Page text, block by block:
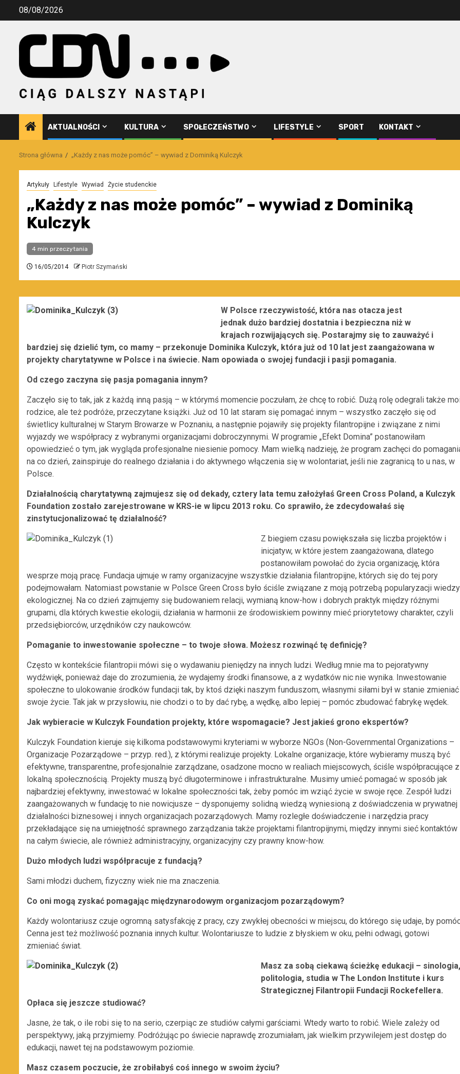
Przejdź08/08/2026
AKTUALNOŚCI KULTURA SPOŁECZEŃSTWO LIFESTYLE SPORT KONTAKT
Strona główna „Każdy z nas może pomóc” – wywiad z Dominiką Kulczyk
Artykuły Lifestyle Wywiad Życie studenckie
„Każdy z nas może pomóc” – wywiad z Dominiką
Kulczyk
4 min przeczytania
16/05/2014 Piotr Szymański
W Polsce rzeczywistość, która nas otacza jest
jednak dużo bardziej dostatnia i bezpieczna niż w
krajach rozwijających się. Postarajmy się to zauważyć i
bardziej się dzielić tym, co mamy – przekonuje Dominika Kulczyk, która już od 10 lat jest zaangażowana w
projekty charytatywne w Polsce i na świecie. Nam opowiada o swojej fundacji i pasji pomagania.
Od czego zaczyna się pasja pomagania innym?
Zaczęło się to tak, jak z każdą inną pasją – w którymś momencie poczułam, że chcę to robić. Dużą rolę odegrali także
rodzice, ale też podróże, przeczytane książki. Już od 10 lat staram się pomagać innym – wszystko zaczęło się od
świetlicy kulturalnej w Starym Browarze w Poznaniu, a następnie pojawiły się projekty filantropijne i związane z nimi
wyjazdy we współpracy z wybranymi organizacjami dobroczynnymi. W programie „Efekt Domina” postanowiłam
opowiedzieć o tym, jak wygląda profesjonalne niesienie pomocy. Mam wielką nadzieję, że program zachęci do
na co dzień, zainspiruje do realnego działania i do aktywnego włączenia się w wolontariat, jeśli nie zagranicą to u nas, w
Polsce.
Działalnością charytatywną zajmujesz się od dekady, cztery lata temu założyłaś Green Cross Poland, a Kulczyk
Foundation zostało zarejestrowane w KRS-ie w lipcu 2013 roku. Co sprawiło, że zdecydowałaś się
zinstytucjonalizować tę działalność?
Z biegiem czasu powiększała się liczba projektów i
inicjatyw, w które jestem zaangażowana, dlatego
postanowiłam powołać do życia organizację, która
wesprze moją pracę. Fundacja ujmuje w ramy organizacyjne wszystkie działania filantropijne, których się do tej pory
podejmowałam. Natomiast powstanie w Polsce Green Cross było ściśle związane z moją potrzebą popularyzacji wiedzy
ekologicznej. Na co dzień zajmujemy się budowaniem relacji, wymianą know-how i dobrych praktyk między różnymi
grupami, dla których kwestie ekologii, działania w harmonii ze środowiskiem powinny mieć priorytetowy charakter, czyli
przedsiębiorców, urzędników czy naukowców.
Pomaganie to inwestowanie społeczne – to twoje słowa. Możesz rozwinąć tę definicję?
Często w kontekście filantropii mówi się o wydawaniu pieniędzy na innych ludzi. Według mnie ma to pejoratywny
wydźwięk, ponieważ daje do zrozumienia, że wydajemy środki finansowe, a z wydatków nic nie wynika. Inwestowanie
społeczne to ulokowanie środków fundacji tak, by ktoś dzięki naszym funduszom, własnymi siłami był w stanie zmieniać
swoje życie. Tak jak w przysłowiu, nie chodzi o to by dać rybę, a wędkę, albo lepiej – pomóc zbudować fabrykę wędek.
Jak wybieracie w Kulczyk Foundation projekty, które wspomagacie? Jest jakieś grono ekspertów?
Kulczyk Foundation kieruje się kilkoma podstawowymi kryteriami w wyborze NGOs (Non-Governmental Organizations –
Organizacje Pozarządowe – przyp. red.), z którymi realizuje projekty. Lokalne organizacje, które wybieramy muszą być
efektywne, transparentne, profesjonalnie zarządzane, osadzone mocno w realiach miejscowych, ściśle współpracujące z
lokalną społecznością. Projekty muszą być długoterminowe i infrastrukturalne. Musimy umieć pomagać w sposób jak
najbardziej efektywny, inwestować w lokalne społeczności tak, żeby pomóc im wziąć życie w swoje ręce. Zespół ludzi
zaangażowanych w fundację to nie nowicjusze – dysponujemy solidną wiedzą wyniesioną z doświadczenia w prywatnej
działalności biznesowej i innych organizacjach pozarządowych. Mamy rozległe doświadczenie i narzędzia pracy
przekładające się na umiejętność sprawnego zarządzania także projektami filantropijnymi, między innymi sieć kontaktów
na całym świecie, ale również administracyjny, organizacyjny czy prawny know-how.
Dużo młodych ludzi współpracuje z fundacją?
Sami młodzi duchem, fizyczny wiek nie ma znaczenia.
Co oni mogą zyskać pomagając międzynarodowym organizacjom pozarządowym?
Każdy wolontariusz czuje ogromną satysfakcję z pracy, czy zwykłej obecności w miejscu, do którego się udaje, by
Cenna jest też możliwość poznania innych kultur. Wolontariusze to ludzie z błyskiem w oku, pełni odwagi, gotowi
zmieniać świat.
Masz za sobą ciekawą ścieżkę edukacji – sinologia,
politologia, studia w The London Institute i kurs
Strategicznej Filantropii Fundacji Rockefellera.
Opłaca się jeszcze studiować?
Jasne, że tak, o ile robi się to na serio, czerpiąc ze studiów całymi garściami. Wtedy warto to robić. Wiele zależy od
perspektywy, jaką przyjmiemy. Podróżując po świecie naprawdę zrozumiałam, jak wielkim przywilejem jest dostęp do
edukacji, nawet tej na podstawowym poziomie.
Masz czasem poczucie, że zrobiłabyś coś innego w swoim życiu?